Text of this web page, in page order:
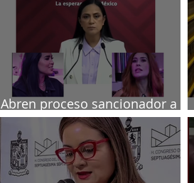
Abren proceso sancionador a
diputadas poblanas